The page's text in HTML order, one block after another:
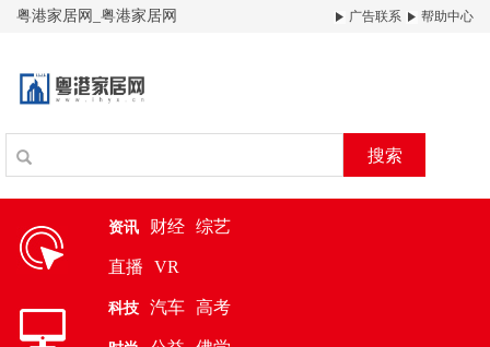
粤港家居网_粤港家居网 广告联系 帮助中心
搜索
资讯 财经 综艺
直播 VR
科技 汽车 高考